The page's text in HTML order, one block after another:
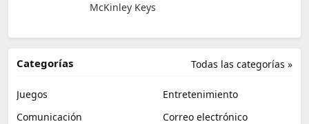
McKinley Keys
Todas las categorías »
Categorías
Juegos
Entretenimiento
Comunicación
Correo electrónico